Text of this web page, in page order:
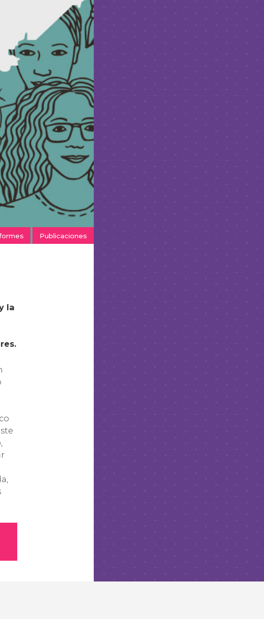
Publicaciones
la